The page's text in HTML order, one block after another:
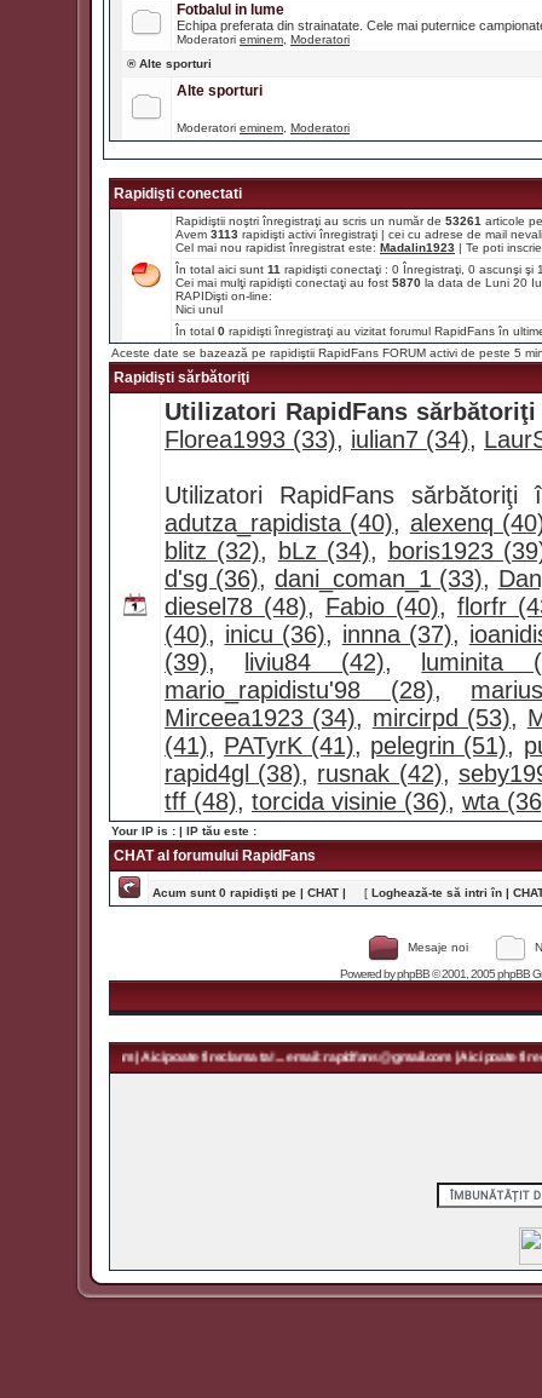
Fotbalul in lume
Echipa preferata din strainatate. Cele mai puternice
Moderatori eminem Moderatori
® Alte sporturi
Alte sporturi
Moderatori eminem Moderatori
Rapidişti conectati
Rapidiştii noştri înregistraţi au scris un număr de 53261 articole
Avem 3113 rapidişti activi înregistraţi | cei cu adrese de mail
Cel mai nou rapidist înregistrat este: Madalin1923 | Te poti
În total aici sunt 11 rapidişti conectaţi : 0 Înregistraţi, 0 ascunşi
Cei mai mulţi rapidişti conectaţi au fost 5870 la data de Luni 20
RAPIDişti on-line:
Nici unul
În total 0 rapidişti înregistraţi au vizitat forumul RapidFans în
Aceste date se bazează pe rapidiştii RapidFans FORUM activi de peste 5
Rapidişti sărbătoriţi
Utilizatori RapidFans
Florea1993 (33), iulian7 (34),
Utilizatori RapidFans
adutza_rapidista (40), alexenq
blitz (32), bLz (34),
boris1923
d'sg (36), dani_coman_1 (33),
diesel78 (48), Fabio (40), florfr
(40), inicu (36), innna (37),
(39), liviu84 (42),
luminita
mario_rapidistu'98 (28),
Mirceea1923 (34), mircirpd (53),
(41), PATyrK (41), pelegrin (51),
rapid4gl (38), rusnak (42),
tff (48), torcida visinie (36), wta
Your IP is : | IP tău este :
CHAT al forumului RapidFans
Acum sunt 0 rapidişti pe | CHAT | [ Loghează-te să intri în |
Mesaje noi
Powered byphpBB© 2001, 2005 phpBB
| Aici poate fi reclama ta! ... email: rapidfans@gmail.com | Aici poate fi